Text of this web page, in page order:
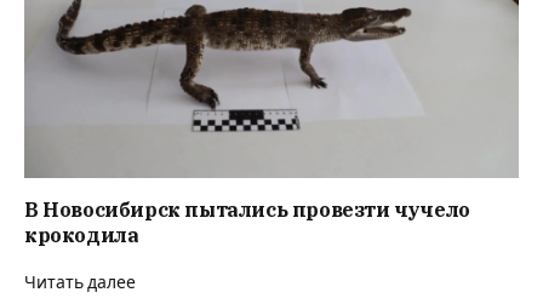
В Новосибирск пытались провезти чучело
крокодила
Читать далее